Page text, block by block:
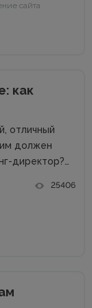
сайта
как
отличный
должен
директор?
Agency,
25406